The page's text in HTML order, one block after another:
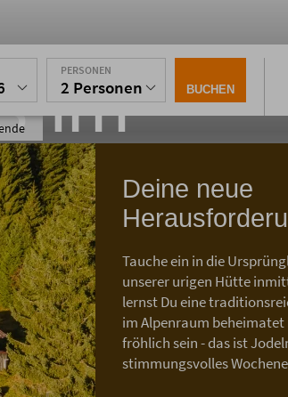
PERSONEN
2 Personen BUCHEN
im
Wochenende
Deine neue
Tauche ein in die
unserer urigen Hütte
lernst Du eine
im Alpenraum beheimatet
fröhlich sein - das ist
stimmungsvolles